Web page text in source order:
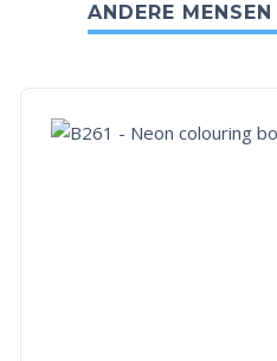
ANDERE